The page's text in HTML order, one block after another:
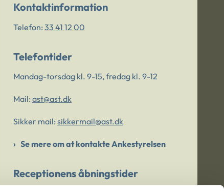
Kontaktinformation
Telefon: 33 41 12 00
Telefontider
Mandag-torsdag kl. 9-15, fredag kl. 9-12
Mail: ast@ast.dk
Sikker mail: sikkermail@ast.dk
Se mere om at kontakte Ankestyrelsen
Receptionens åbningstider